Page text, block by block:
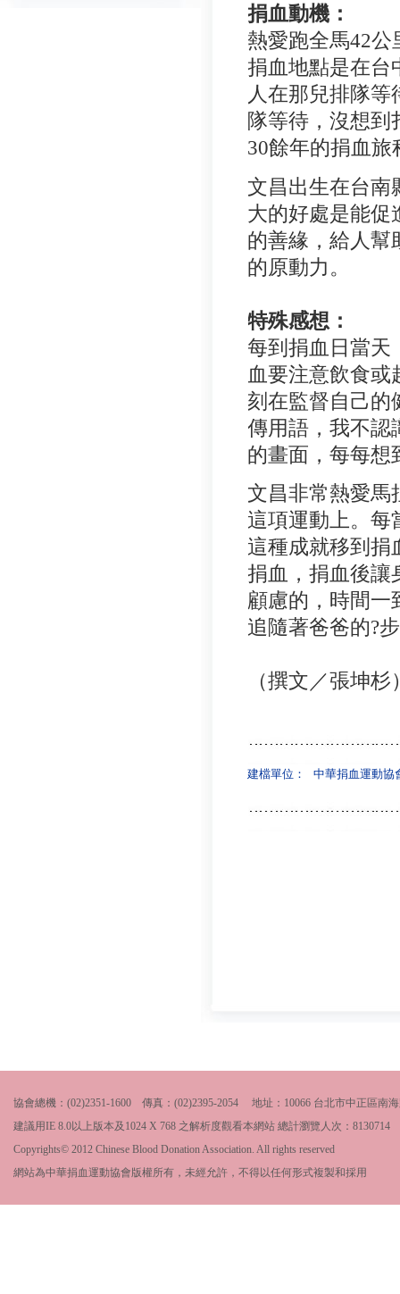
捐血動機：
熱愛跑全馬42
捐血地點是在台
人在那兒排隊
隊等待，沒想到
30餘年的捐血旅
文昌出生在台南
大的好處是能促
的善緣，給人幫
的原動力。
特殊感想：
每到捐血日當天
血要注意飲食
刻在監督自己的
傳用語，我不認
的畫面，每每想
文昌非常熱愛馬
這項運動上。每
這種成就移到捐
捐血，捐血後讓
顧慮的，時間一
追隨著爸爸的?
（撰文／張坤杉
建檔單位： 中華捐血運動協
協會總機：(02)2351-1600 傳真：(02)2395-2054 地址：10066 台北市中正區南
建議用IE 8.0以上版本及1024 X 768 之解析度觀看本網站 總計瀏覽人次： 8130714
Copyrights© 2012 Chinese Blood Donation Association. All rights reserved
網站為中華捐血運動協會版權所有，未經允許，不得以任何形式複製和採用